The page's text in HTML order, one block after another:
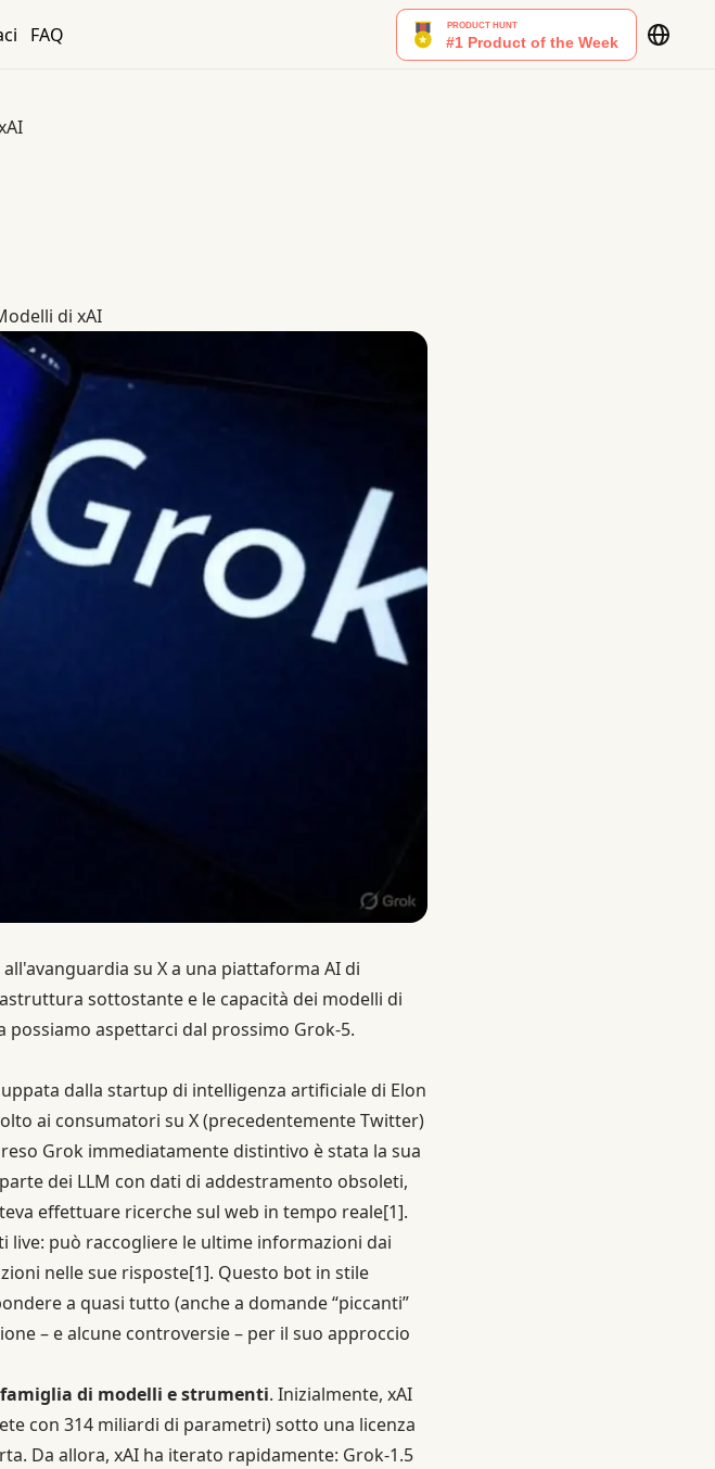
FAQ
di xAI
su X a una piattaforma AI di
sottostante e le capacità dei modelli di
possiamo aspettarci dal prossimo Grok-5.
dalla startup di intelligenza artificiale di Elon
ai consumatori su X (precedentemente Twitter)
Grok immediatamente distintivo è stata la sua
dei LLM con dati di addestramento obsoleti,
effettuare ricerche sul web in tempo reale[1].
live: può raccogliere le ultime informazioni dai
nelle sue risposte[1]. Questo bot in stile
a quasi tutto (anche a domande “piccanti”
– e alcune controversie – per il suo approccio
famiglia di modelli e strumenti. Inizialmente, xAI
con 314 miliardi di parametri) sotto una licenza
Da allora, xAI ha iterato rapidamente: Grok-1.5